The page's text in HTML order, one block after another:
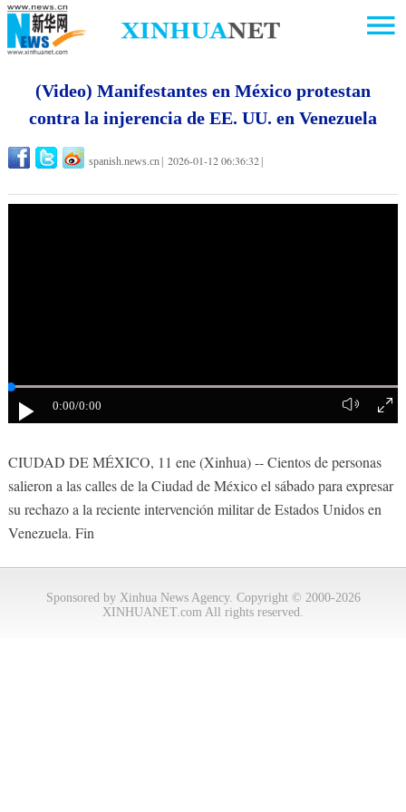
(Video) Manifestantes en México protestan
contra la injerencia de EE. UU. en Venezuela
spanish.news.cn 2026-01-12 06:36:32
0:00/0:00
CIUDAD DE MÉXICO, 11 ene (Xinhua) -- Cientos de personas
salieron a las calles de la Ciudad de México el sábado para expresar
su rechazo a la reciente intervención militar de Estados Unidos en
Venezuela. Fin
Sponsored by Xinhua News Agency. Copyright © 2000-2026
XINHUANET.com All rights reserved.